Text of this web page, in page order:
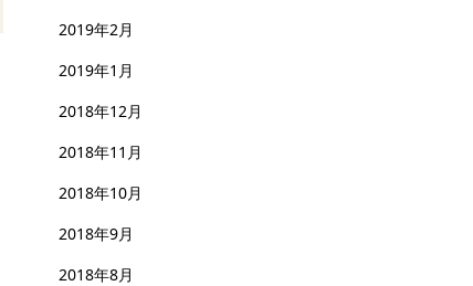
2019年2月
2019年1月
2018年12月
2018年11月
2018年10月
2018年9月
2018年8月